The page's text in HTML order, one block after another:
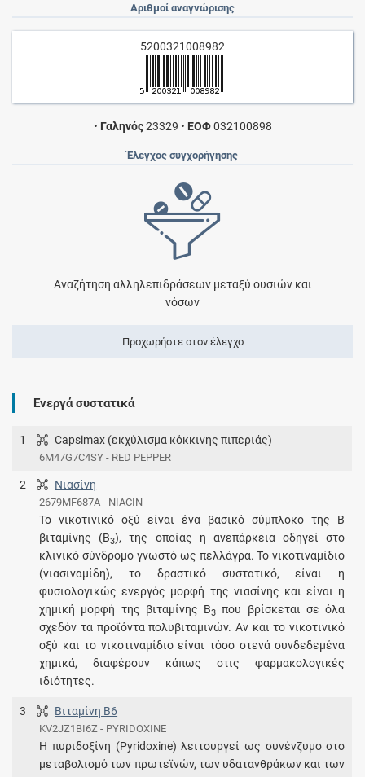
Αριθμοί αναγνώρισης
5200321008982
• Γαληνός23329 • ΕΟΦ032100898
Έλεγχος συγχορήγησης
Αναζήτηση αλληλεπιδράσεων μεταξύ ουσιών και
νόσων
Προχωρήστε στον έλεγχο
Ενεργά συστατικά
1 Capsimax (εκχύλισμα κόκκινης πιπεριάς)
6M47G7C4SY - RED PEPPER
2 Νιασίνη
2679MF687A - NIACIN
Το νικοτινικό οξύ είναι ένα βασικό σύμπλοκο της Β
βιταμίνης (Β3), της οποίας η ανεπάρκεια οδηγεί στο
κλινικό σύνδρομο γνωστό ως πελλάγρα. Το νικοτιναμίδιο
(νιασιναμίδη), το δραστικό συστατικό, είναι η
φυσιολογικώς ενεργός μορφή της νιασίνης και είναι η
χημική μορφή της βιταμίνης Β3 που βρίσκεται σε όλα
σχεδόν τα προϊόντα πολυβιταμινών. Αν και το νικοτινικό
οξύ και το νικοτιναμίδιο είναι τόσο στενά συνδεδεμένα
χημικά, διαφέρουν κάπως στις φαρμακολογικές
ιδιότητες.
3 Βιταμίνη B6
KV2JZ1BI6Z - PYRIDOXINE
Η πυριδοξίνη (Pyridoxine) λειτουργεί ως συνένζυμο στο
μεταβολισμό των πρωτεϊνών, των υδατανθράκων και των